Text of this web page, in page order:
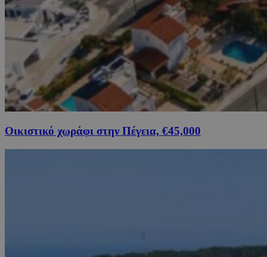
Οικιστικό χωράφι στην Πέγεια, €45,000